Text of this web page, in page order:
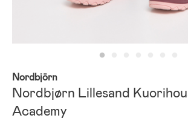
Nordbjörn
Nordbjørn Lillesand
Academy